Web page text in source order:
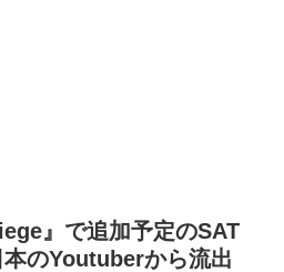
』で追加予定のSAT
のYoutuberから流出